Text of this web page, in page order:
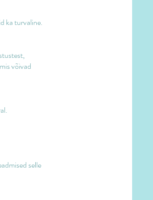
ka turvaline.
võivad
selle